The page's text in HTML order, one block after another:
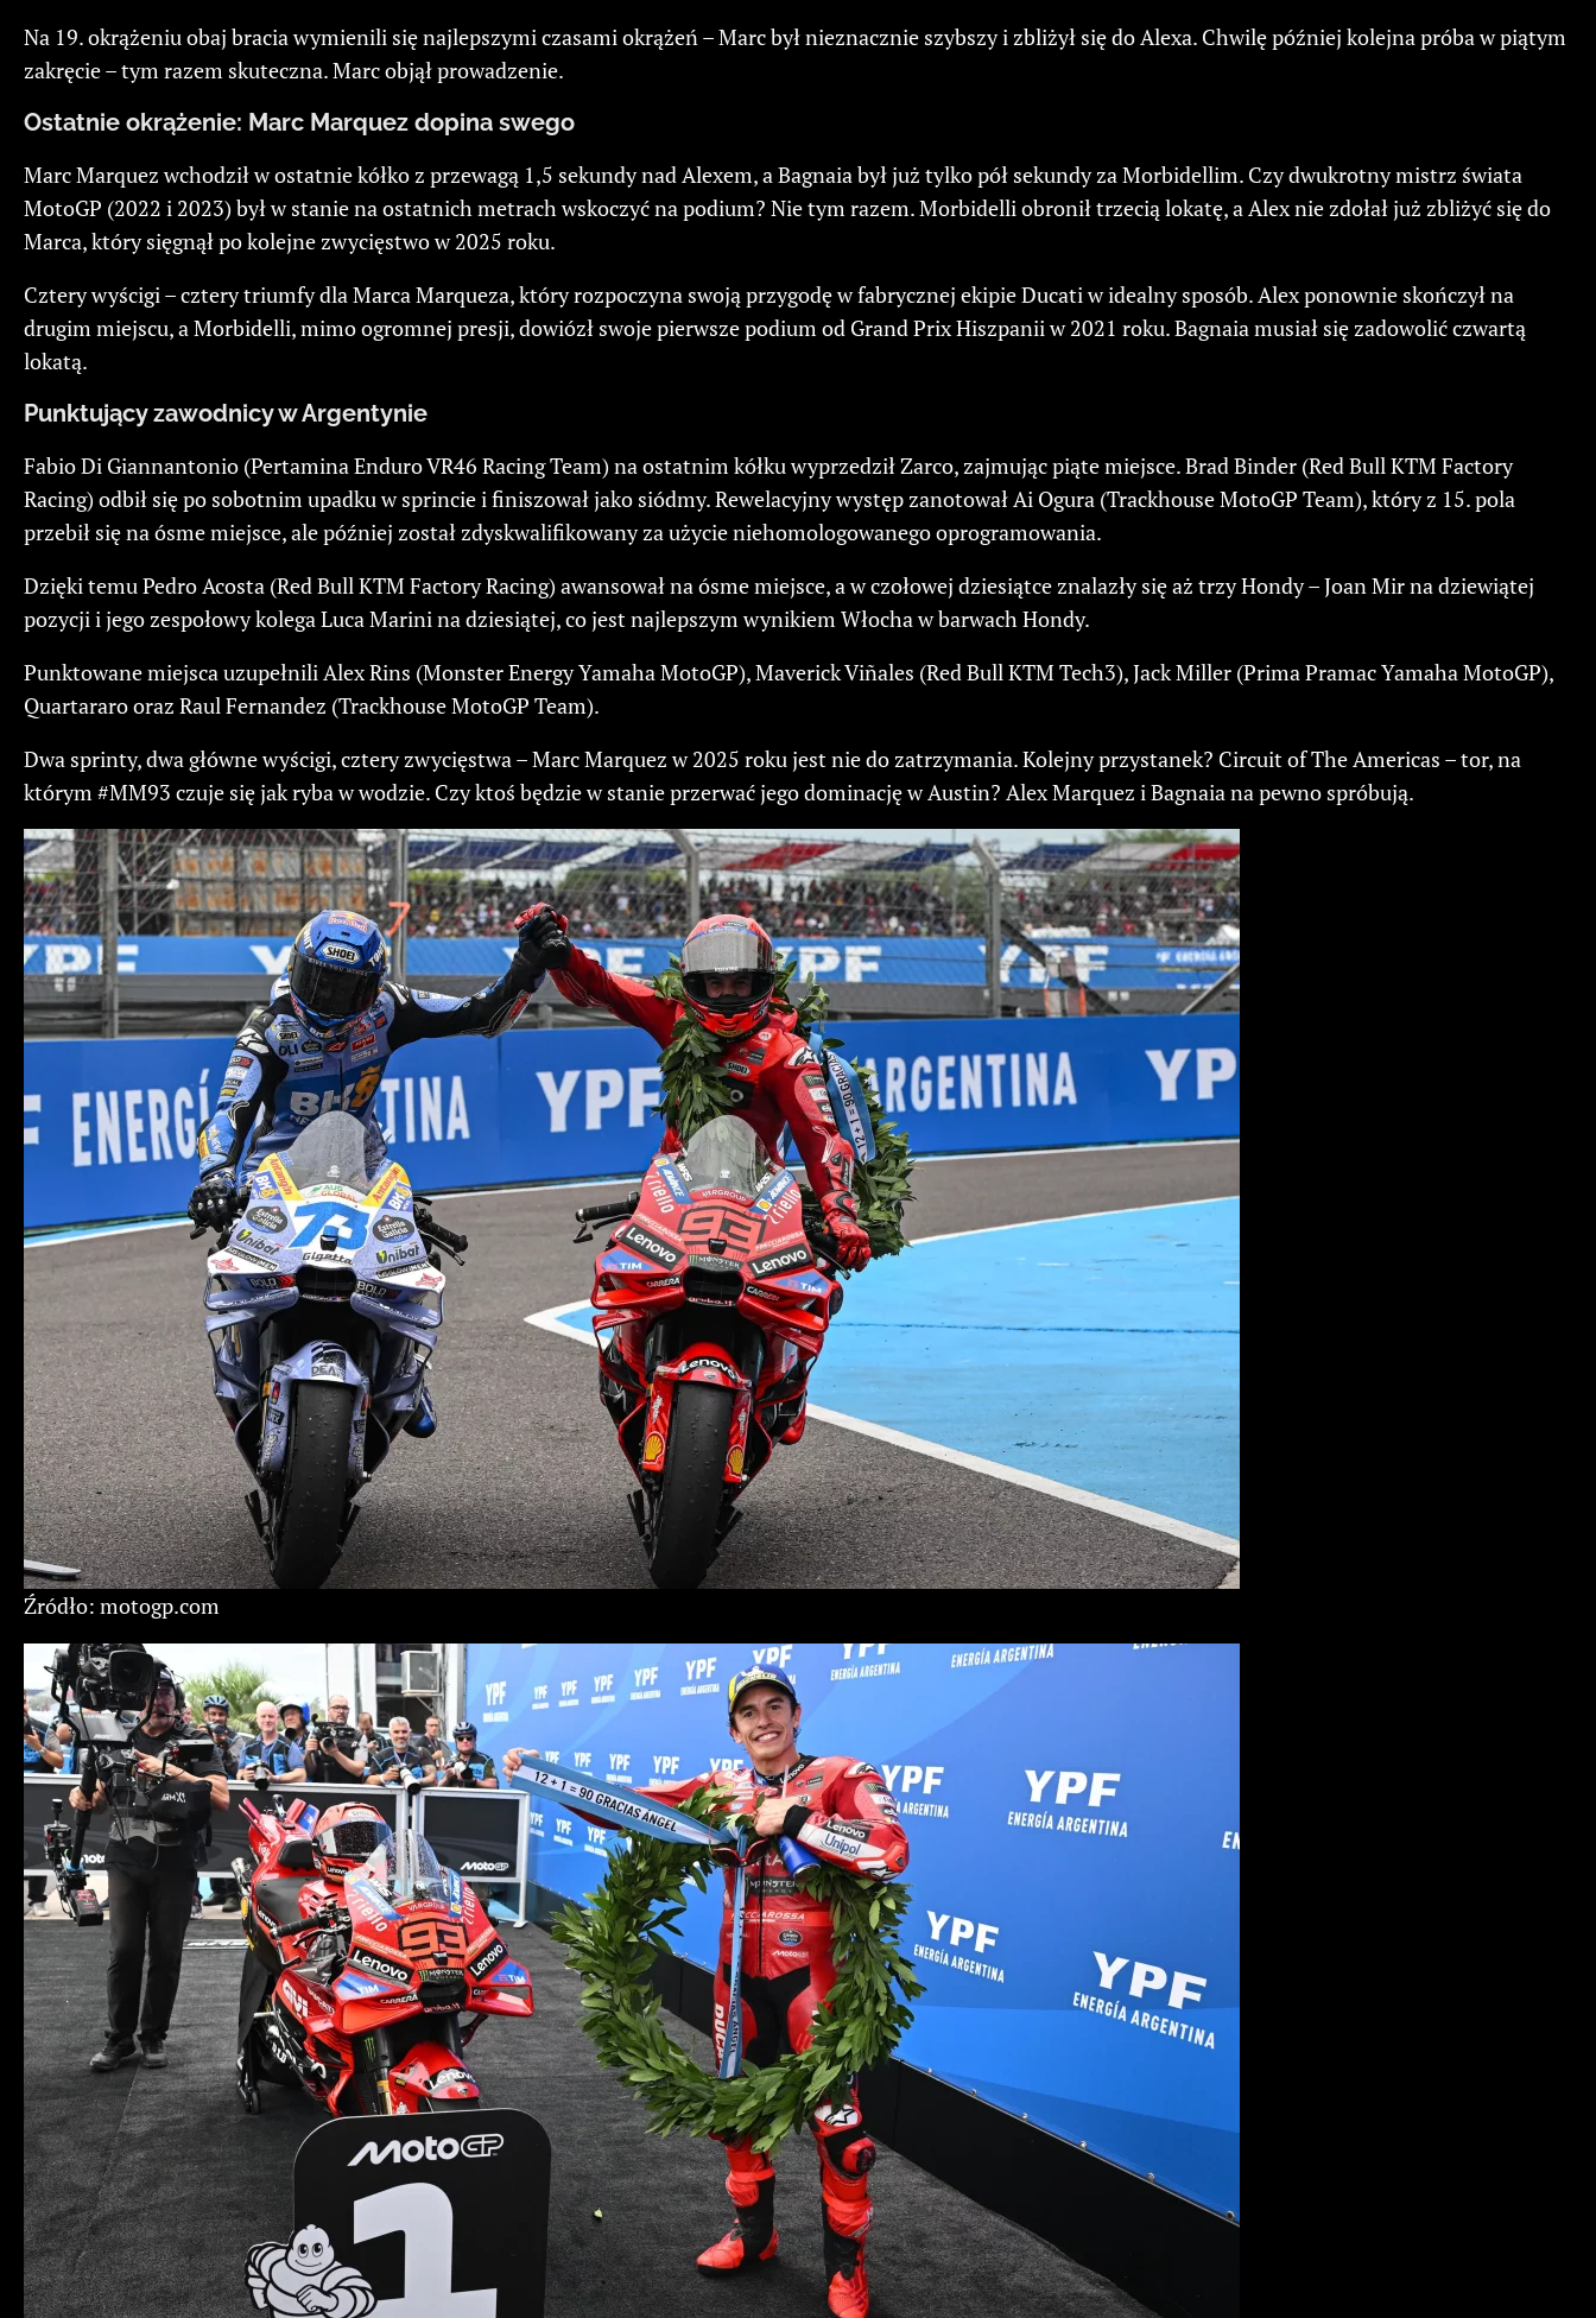
Na 19. okrążeniu obaj bracia wymienili się najlepszymi czasami okrążeń – Marc był nieznacznie szybszy i zbliżył się do Alexa. Chwilę później kolejna próba w piątym
zakręcie – tym razem skuteczna. Marc objął prowadzenie.
Ostatnie okrążenie: Marc Marquez dopina swego
Marc Marquez wchodził w ostatnie kółko z przewagą 1,5 sekundy nad Alexem, a Bagnaia był już tylko pół sekundy za Morbidellim. Czy dwukrotny mistrz świata
MotoGP (2022 i 2023) był w stanie na ostatnich metrach wskoczyć na podium? Nie tym razem. Morbidelli obronił trzecią lokatę, a Alex nie zdołał już zbliżyć się do
Marca, który sięgnął po kolejne zwycięstwo w 2025 roku.
Cztery wyścigi – cztery triumfy dla Marca Marqueza, który rozpoczyna swoją przygodę w fabrycznej ekipie Ducati w idealny sposób. Alex ponownie skończył na
drugim miejscu, a Morbidelli, mimo ogromnej presji, dowiózł swoje pierwsze podium od Grand Prix Hiszpanii w 2021 roku. Bagnaia musiał się zadowolić czwartą
lokatą.
Punktujący zawodnicy w Argentynie
Fabio Di Giannantonio (Pertamina Enduro VR46 Racing Team) na ostatnim kółku wyprzedził Zarco, zajmując piąte miejsce. Brad Binder (Red Bull KTM Factory
Racing) odbił się po sobotnim upadku w sprincie i finiszował jako siódmy. Rewelacyjny występ zanotował Ai Ogura (Trackhouse MotoGP Team), który z 15. pola
przebił się na ósme miejsce, ale później został zdyskwalifikowany za użycie niehomologowanego oprogramowania.
Dzięki temu Pedro Acosta (Red Bull KTM Factory Racing) awansował na ósme miejsce, a w czołowej dziesiątce znalazły się aż trzy Hondy – Joan Mir na dziewiątej
pozycji i jego zespołowy kolega Luca Marini na dziesiątej, co jest najlepszym wynikiem Włocha w barwach Hondy.
Punktowane miejsca uzupełnili Alex Rins (Monster Energy Yamaha MotoGP), Maverick Viñales (Red Bull KTM Tech3), Jack Miller (Prima Pramac Yamaha MotoGP),
Quartararo oraz Raul Fernandez (Trackhouse MotoGP Team).
Dwa sprinty, dwa główne wyścigi, cztery zwycięstwa – Marc Marquez w 2025 roku jest nie do zatrzymania. Kolejny przystanek? Circuit of The Americas – tor, na
którym #MM93 czuje się jak ryba w wodzie. Czy ktoś będzie w stanie przerwać jego dominację w Austin? Alex Marquez i Bagnaia na pewno spróbują.
Źródło: motogp.com